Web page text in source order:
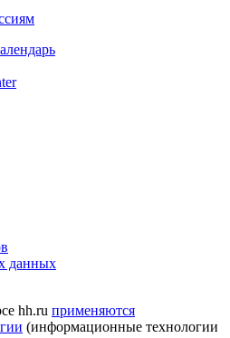
данных
hh.ru применяются
(информационные технологии